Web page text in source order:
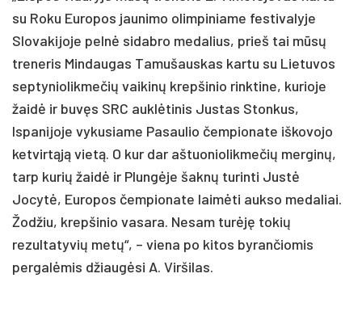
su Roku Europos jaunimo olimpiniame festivalyje
Slovakijoje pelnė sidabro medalius, prieš tai mūsų
treneris Mindaugas Tamušauskas kartu su Lietuvos
septyniolikmečių vaikinų krepšinio rinktine, kurioje
žaidė ir buvęs SRC auklėtinis Justas Stonkus,
Ispanijoje vykusiame Pasaulio čempionate iškovojo
ketvirtąją vietą. O kur dar aštuoniolikmečių merginų,
tarp kurių žaidė ir Plungėje šaknų turinti Justė
Jocytė, Europos čempionate laimėti aukso medaliai.
Žodžiu, krepšinio vasara. Nesam turėję tokių
rezultatyvių metų“, – viena po kitos byrančiomis
pergalėmis džiaugėsi A. Viršilas.